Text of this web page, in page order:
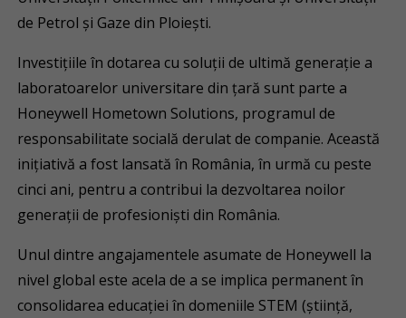
de Petrol și Gaze din Ploiești.
Investițiile în dotarea cu soluții de ultimă generație a
laboratoarelor universitare din țară sunt parte a
Honeywell Hometown Solutions, programul de
responsabilitate socială derulat de companie. Această
inițiativă a fost lansată în România, în urmă cu peste
cinci ani, pentru a contribui la dezvoltarea noilor
generații de profesioniști din România.
Unul dintre angajamentele asumate de Honeywell la
nivel global este acela de a se implica permanent în
consolidarea educaţiei în domeniile STEM (știință,